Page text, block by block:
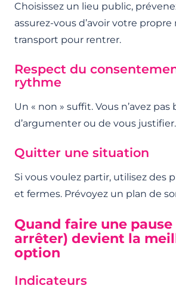
Choisissez un lieu public,
assurez-vous d’avoir votre
transport pour rentrer.
Respect du
rythme
Un « non » suffit. Vous n’avez pas
d’argumenter ou de vous justifier.
Quitter une situation
Si vous voulez partir, utilisez des
et fermes. Prévoyez un plan de
Quand faire une pause
arrêter) devient la
option
Indicateurs